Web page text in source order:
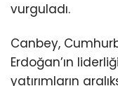
vurguladı.
Canbey,
Erdoğan’ın
yatırımların